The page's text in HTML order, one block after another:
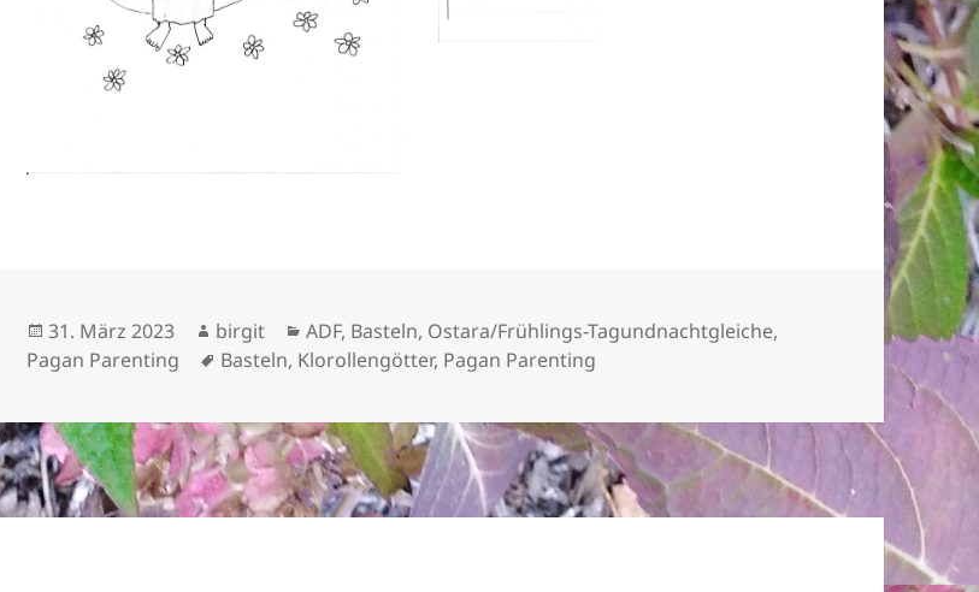
Veröffentlicht
am
31. März 2023 Autor
birgit Kategorien
ADF, Basteln, Ostara/Frühlings-Tagundnachtgleiche,
Pagan Parenting
Schlagwörter
Basteln, Klorollengötter, Pagan Parenting